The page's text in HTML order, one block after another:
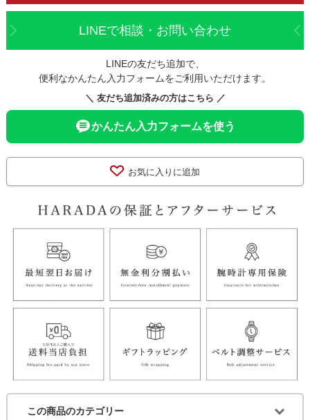
LINEで相談・お問い合わせ
LINEの友だち追加で、
便利なかんたん入力フォームをご利用いただけます。
＼ 友だち追加済みの方はこちら ／
かんたん入力フォームを使う
お気に入りに追加
この商品のカテゴリー